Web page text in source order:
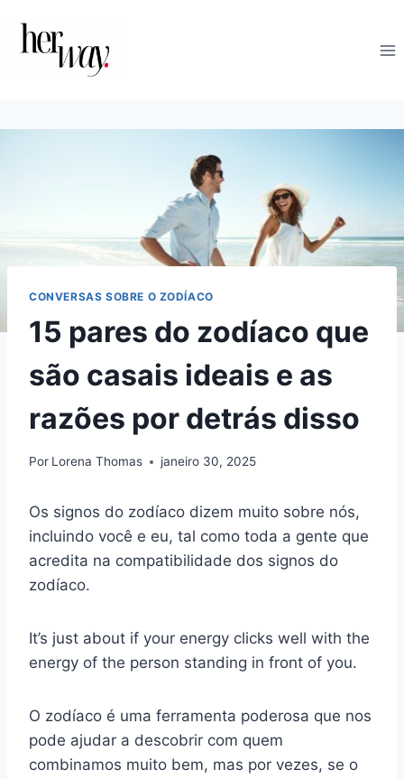
CONVERSAS SOBRE O ZODÍACO
15 pares do zodíaco que
são casais ideais e as
razões por detrás disso
Por Lorena Thomas janeiro 30, 2025
Os signos do zodíaco dizem muito sobre nós,
incluindo você e eu, tal como toda a gente que
acredita na compatibilidade dos signos do
zodíaco.
It’s just about if your energy clicks well with the
energy of the person standing in front of you.
O zodíaco é uma ferramenta poderosa que nos
pode ajudar a descobrir com quem
combinamos muito bem, mas por vezes, se o